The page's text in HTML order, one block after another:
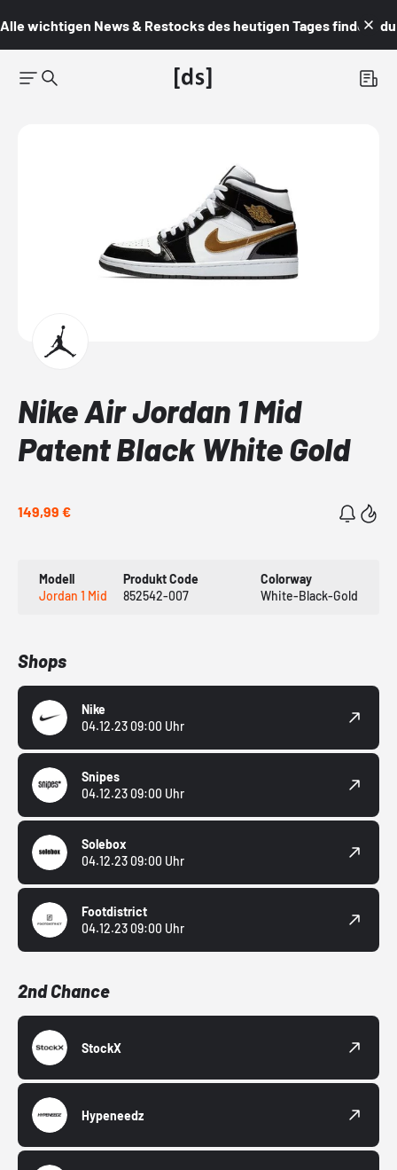
Alle wichtigen News & Restocks des heutigen Tages findest du
Nike Air Jordan 1 Mid
Patent Black White Gold
149,99 €
Modell
Jordan 1 Mid
Produkt Code
852542-007
Colorway
White-Black-Gold
Shops
Nike
04.12.23 09:00 Uhr
Snipes
04.12.23 09:00 Uhr
Solebox
04.12.23 09:00 Uhr
Footdistrict
04.12.23 09:00 Uhr
2nd Chance
StockX
Hypeneedz